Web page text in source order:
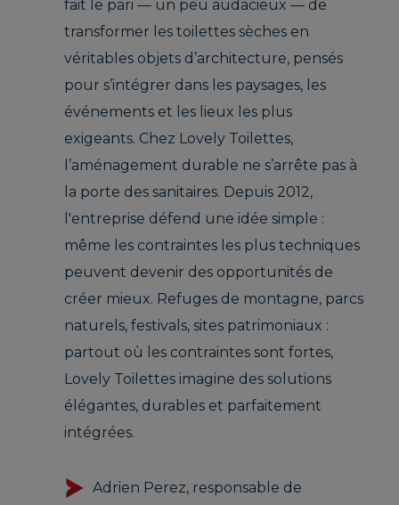
fait le pari — un peu audacieux — de
transformer les toilettes sèches en
véritables objets d’architecture, pensés
pour s’intégrer dans les paysages, les
événements et les lieux les plus
exigeants. Chez Lovely Toilettes,
l’aménagement durable ne s’arrête pas à
la porte des sanitaires. Depuis 2012,
l'entreprise défend une idée simple :
même les contraintes les plus techniques
peuvent devenir des opportunités de
créer mieux. Refuges de montagne, parcs
naturels, festivals, sites patrimoniaux :
partout où les contraintes sont fortes,
Lovely Toilettes imagine des solutions
élégantes, durables et parfaitement
intégrées.
Adrien Perez, responsable de